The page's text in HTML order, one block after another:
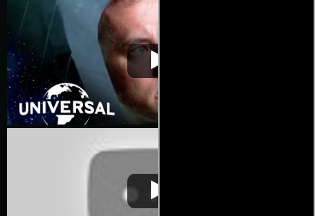
Apolo 13 Video de la película Apolo 13
Video de la película Apolo 13